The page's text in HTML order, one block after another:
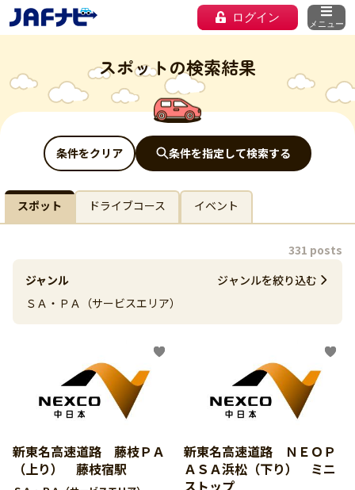
ログイン メニュー
スポットの検索結果
条件をクリア 条件を指定して検索する
スポット ドライブコース イベント
ジャンル
ＳＡ・ＰＡ（サービスエリア）
ジャンルを絞り込む
331 posts
新東名高速道路 藤枝ＰＡ
（上り） 藤枝宿駅
新東名高速道路 ＮＥＯＰ
ＡＳＡ浜松（下り） ミニ
ストップ